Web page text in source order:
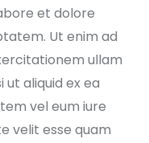
et dolore
Ut enim ad
ullam
aliquid ex ea
vel eum iure
velit esse quam